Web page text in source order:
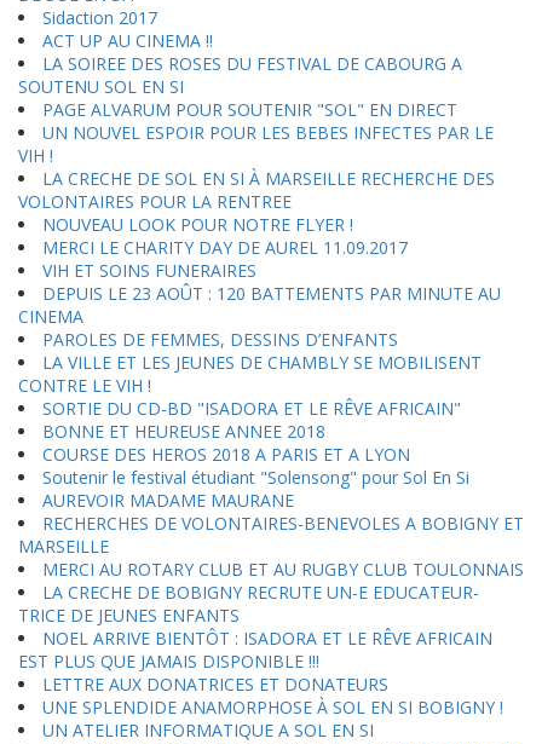
Sidaction 2017
ACT UP AU CINEMA !!
LA SOIREE DES ROSES DU FESTIVAL DE CABOURG A
SOUTENU SOL EN SI
PAGE ALVARUM POUR SOUTENIR "SOL" EN DIRECT
UN NOUVEL ESPOIR POUR LES BEBES INFECTES PAR LE
VIH !
LA CRECHE DE SOL EN SI À MARSEILLE RECHERCHE DES
VOLONTAIRES POUR LA RENTREE
NOUVEAU LOOK POUR NOTRE FLYER !
MERCI LE CHARITY DAY DE AUREL 11.09.2017
VIH ET SOINS FUNERAIRES
DEPUIS LE 23 AOÛT : 120 BATTEMENTS PAR MINUTE AU
CINEMA
PAROLES DE FEMMES, DESSINS D’ENFANTS
LA VILLE ET LES JEUNES DE CHAMBLY SE MOBILISENT
CONTRE LE VIH !
SORTIE DU CD-BD "ISADORA ET LE RÊVE AFRICAIN"
BONNE ET HEUREUSE ANNEE 2018
COURSE DES HEROS 2018 A PARIS ET A LYON
Soutenir le festival étudiant "Solensong" pour Sol En Si
AUREVOIR MADAME MAURANE
RECHERCHES DE VOLONTAIRES-BENEVOLES A BOBIGNY ET
MARSEILLE
MERCI AU ROTARY CLUB ET AU RUGBY CLUB TOULONNAIS
LA CRECHE DE BOBIGNY RECRUTE UN-E EDUCATEUR-
TRICE DE JEUNES ENFANTS
NOEL ARRIVE BIENTÔT : ISADORA ET LE RÊVE AFRICAIN
EST PLUS QUE JAMAIS DISPONIBLE !!!
LETTRE AUX DONATRICES ET DONATEURS
UNE SPLENDIDE ANAMORPHOSE À SOL EN SI BOBIGNY !
UN ATELIER INFORMATIQUE A SOL EN SI